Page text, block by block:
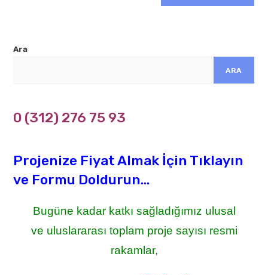
Ara
ARA
0 (312) 276 75 93
Projenize Fiyat Almak İçin Tıklayın
ve Formu Doldurun...
Bugüne kadar katkı sağladığımız ulusal
ve uluslararası toplam proje sayısı resmi
rakamlar,